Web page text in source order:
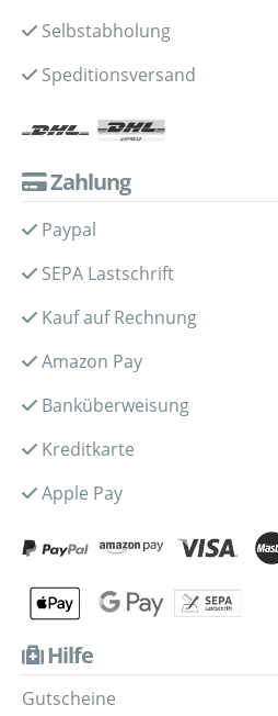
Selbstabholung
Speditionsversand
Zahlung
Paypal
SEPA Lastschrift
Kauf auf Rechnung
Amazon Pay
Banküberweisung
Kreditkarte
Apple Pay
Hilfe
Gutscheine